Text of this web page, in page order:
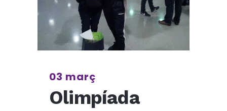
03 març
Olimpíada